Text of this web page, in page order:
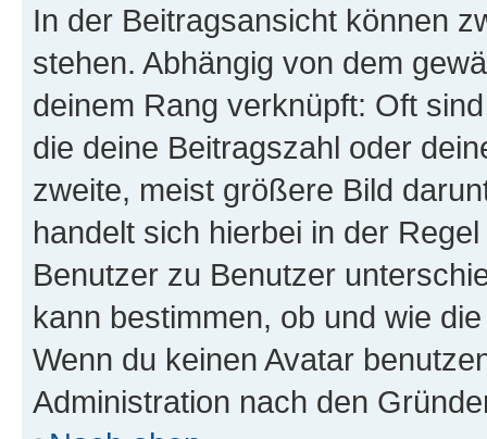
In der Beitragsansicht können
stehen. Abhängig von dem
deinem Rang verknüpft: Oft
die deine Beitragszahl oder
zweite, meist größere Bild
handelt sich hierbei in der
Benutzer zu Benutzer
kann bestimmen, ob und wie
Wenn du keinen Avatar
Administration nach den